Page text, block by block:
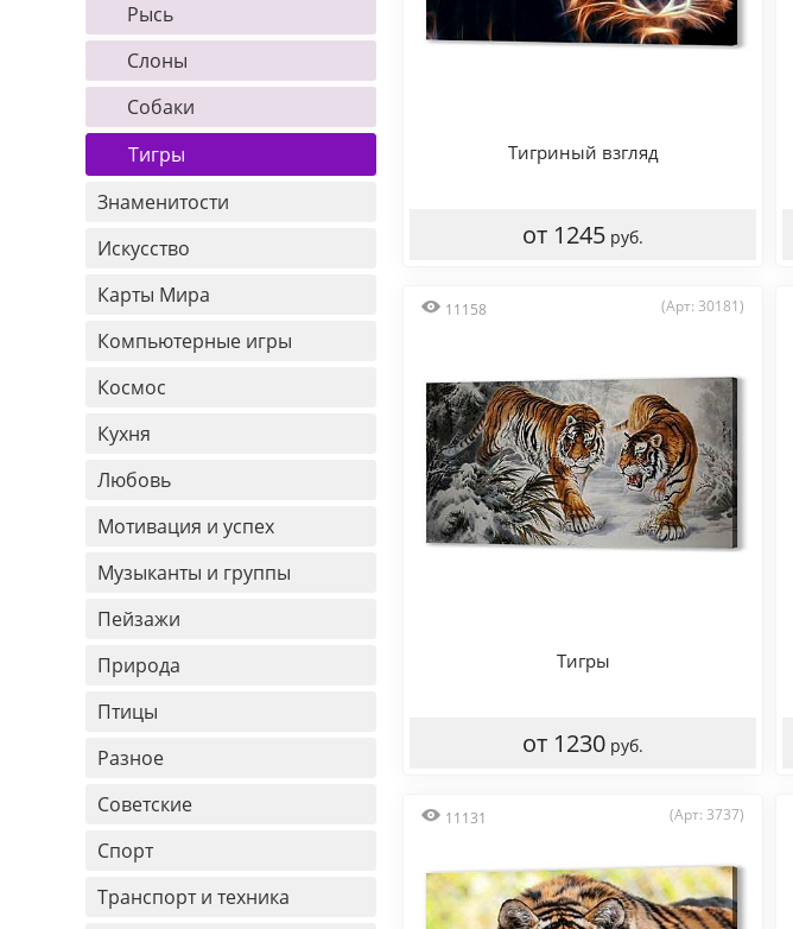
Рысь
Слоны
Собаки
Тигры
Знаменитости
Искусство
Карты Мира
Компьютерные игры
Космос
Кухня
Любовь
Мотивация и успех
Музыканты и группы
Пейзажи
Природа
Птицы
Разное
Советские
Спорт
Транспорт и техника
Тигриный взгляд
от 1245 руб.
11158 (Арт: 30181)
Тигры
от 1230 руб.
11131 (Арт: 3737)